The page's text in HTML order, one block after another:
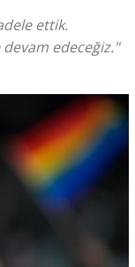
ettik.
edeceğiz."